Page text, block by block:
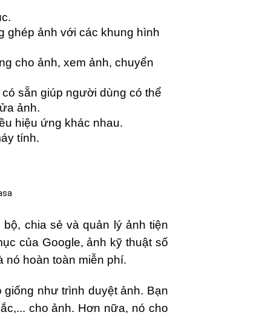
ghép ảnh với các khung hình
cho ảnh, xem ảnh, chuyển
sẵn giúp người dùng có thể
ảnh.
hiệu ứng khác nhau.
tính.
chia sẻ và quản lý ảnh tiện
của Google, ảnh kỹ thuật số
nó hoàn toàn miễn phí.
như trình duyệt ảnh. Bạn
cho ảnh. Hơn nữa, nó cho